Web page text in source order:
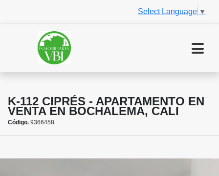
Select Language ▼
K-112 CIPRÉS - APARTAMENTO EN
VENTA EN BOCHALEMA, CALI
Código. 9366458